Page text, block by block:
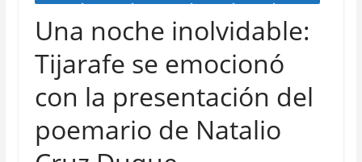
Una noche inolvidable:
Tijarafe se emocionó
con la presentación del
poemario de Natalio